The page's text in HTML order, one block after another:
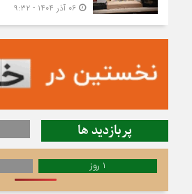
۰۶ آذر ۱۴۰۴ - ۹:۳۲
پربازدید ها
1 روز